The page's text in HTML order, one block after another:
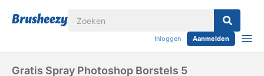
Inloggen Aanmelden
Gratis Spray Photoshop Borstels 5